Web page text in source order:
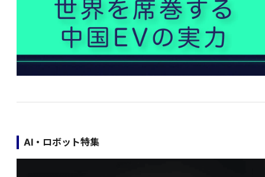
AI・ロボット特集